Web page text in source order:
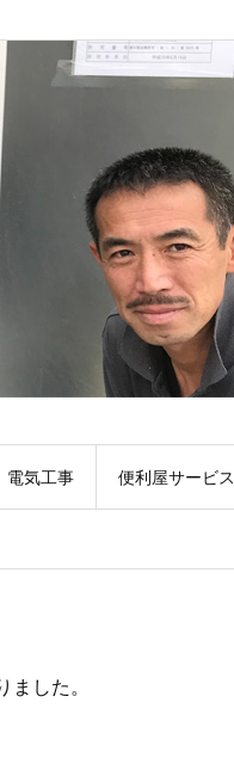
電気工事 便利屋サービス
した。